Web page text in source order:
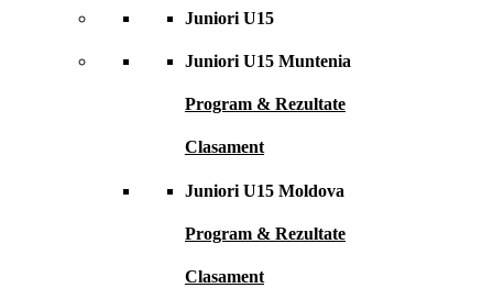
Juniori U15
Juniori U15 Muntenia
Program & Rezultate
Clasament
Juniori U15 Moldova
Program & Rezultate
Clasament